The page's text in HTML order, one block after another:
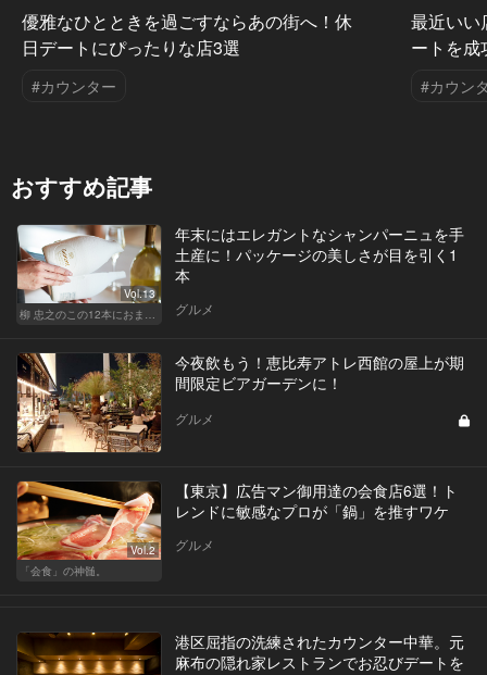
優雅なひとときを過ごすならあの街へ！休
日デートにぴったりな店3選
#カウンター
最近いい
ートを
#カウン
おすすめ記事
Vol.13
柳 忠之のこの12本におまかせ
年末にはエレガントなシャンパーニュを手
土産に！パッケージの美しさが目を引く1
本
グルメ
今夜飲もう！恵比寿アトレ西館の屋上が期
間限定ビアガーデンに！
グルメ
Vol.2
「会食」の神髄。
【東京】広告マン御用達の会食店6選！ト
レンドに敏感なプロが「鍋」を推すワケ
グルメ
港区屈指の洗練されたカウンター中華。元
麻布の隠れ家レストランでお忍びデートを